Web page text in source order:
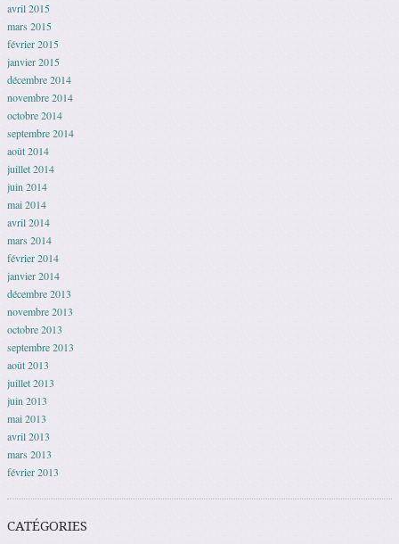
avril 2015
mars 2015
février 2015
janvier 2015
décembre 2014
novembre 2014
octobre 2014
septembre 2014
août 2014
juillet 2014
juin 2014
mai 2014
avril 2014
mars 2014
février 2014
janvier 2014
décembre 2013
novembre 2013
octobre 2013
septembre 2013
août 2013
juillet 2013
juin 2013
mai 2013
avril 2013
mars 2013
février 2013
CATÉGORIES